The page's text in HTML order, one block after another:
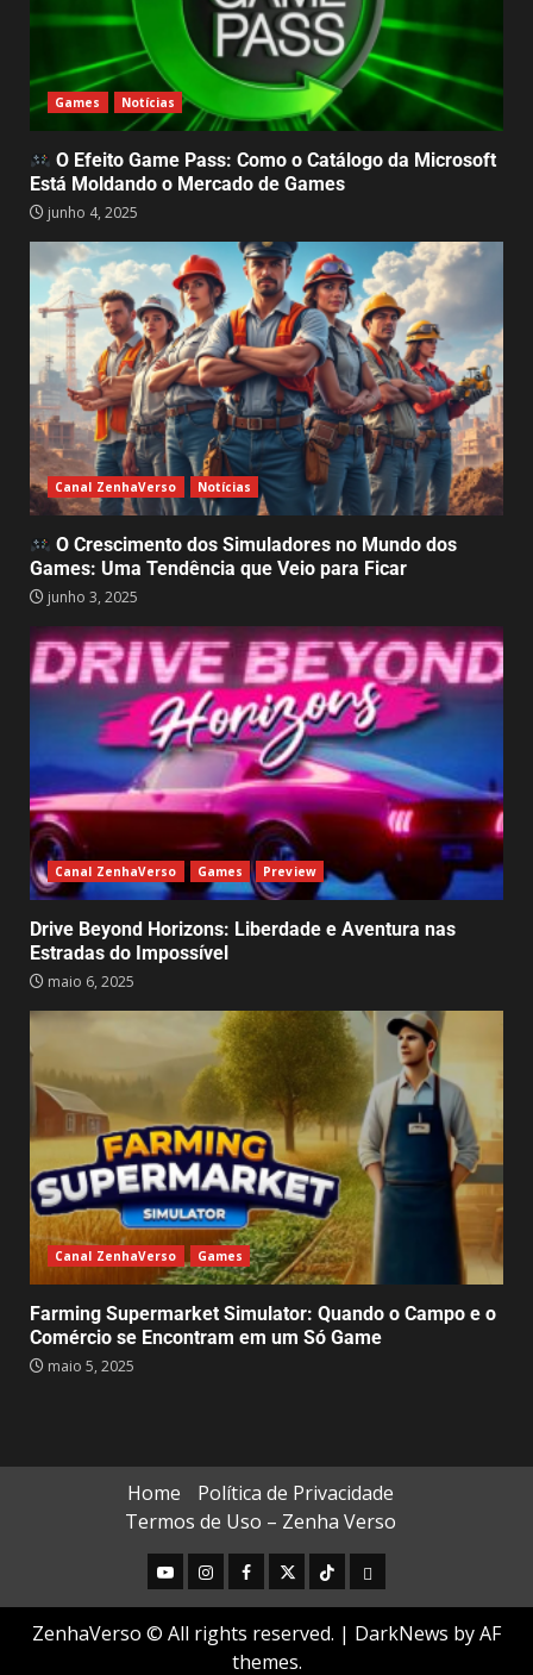
e Aventura nas Estradas do
Impossível
maio 6, 2025
4
Farming Supermarket Simulator:
Quando o Campo e o Comércio se
Encontram em um Só Game
5
Animal Shelter 2, e o Impacto da
Adoção de Animais
Abandonados: Muito Além de um
Jogo de
abril 30, 2025
6
My Little Puppy: Um jogo que
aquece o coração e nos lembra
do valor da amizade
abril 14, 2025
7
abril 1, 2025 2
Games Notícias
O Efeito Game Pass: Como o Catálogo da Microsoft
Está Moldando o Mercado de Games
junho 4, 2025
Canal ZenhaVerso Notícias
O Crescimento dos Simuladores no Mundo dos
Games: Uma Tendência que Veio para Ficar
junho 3, 2025
Canal ZenhaVerso Games Preview
Drive Beyond Horizons: Liberdade e Aventura nas
Estradas do Impossível
maio 6, 2025
Canal ZenhaVerso Games
Farming Supermarket Simulator: Quando o Campo e o
Comércio se Encontram em um Só Game
maio 5, 2025
Home
Política de Privacidade
Termos de Uso – Zenha Verso
ZenhaVerso © All rights reserved. | DarkNews by AF
themes.